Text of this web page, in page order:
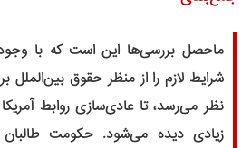
ماحصل بررسی‌ها این است که با
شرایط لازم را از منظر حقوق بین‌الملل
نظر می‌رسد، تا عادی‌سازی روابط
زیادی دیده می‌شود. حکومت